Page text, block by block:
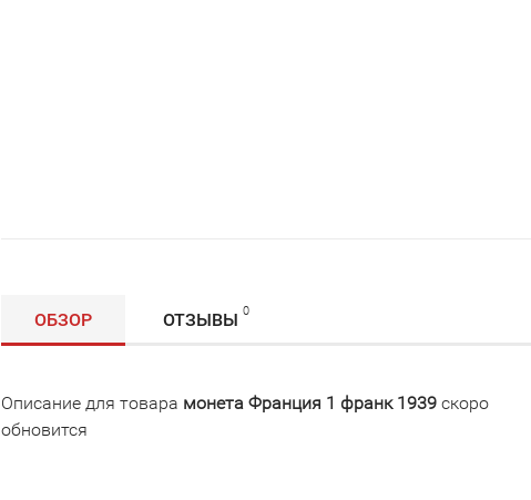
ОБЗОР ОТЗЫВЫ 0
Описание для товара монета Франция 1 франк 1939 скоро
обновится